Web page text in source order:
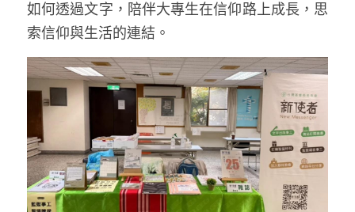
如何透過文字，陪伴大專生在信仰路上成長，思
索信仰與生活的連結。